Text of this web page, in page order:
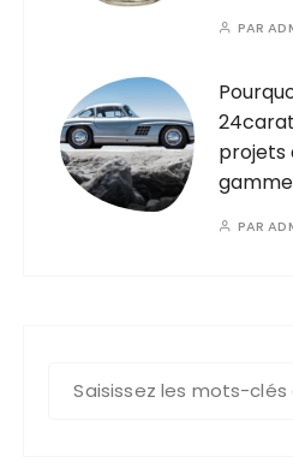
PAR
projets
PAR